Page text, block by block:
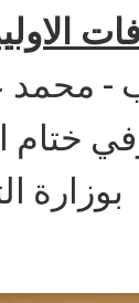
-
وذلك يوم الاثنين